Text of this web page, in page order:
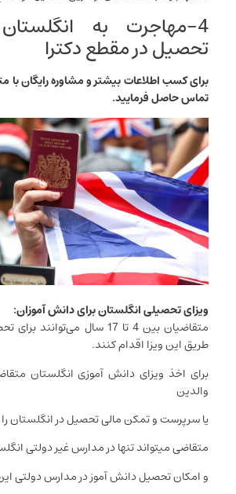
4-مهاجرت به
تحصیل در مقطع دکترا
برای کسب اطلاعات بیشتر و مشاوره رایگان
تماس حاصل فرمایید.
ویزای تحصیلی انگلستان برای دانش آموزان:
متقاضیان بین 4 تا 17 سال
طریق این ویزا اقدام کنند.
برای اخذ ویزای دانش آموزی انگلستان
والدین
یا سرپرست و تمکن مالی تحصیل در انگلستان
متقاضی میتواند تنها در مدارس غیر دولتی
و امکان تحصیل دانش آموز در مدارس دولتی